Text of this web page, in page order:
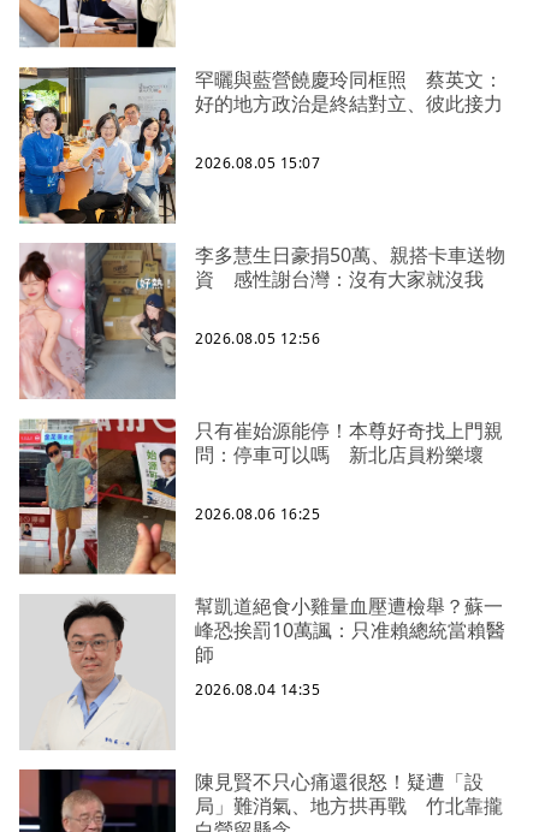
罕曬與藍營饒慶玲同框照 蔡英文：
好的地方政治是終結對立、彼此接力
2026.08.05 15:07
李多慧生日豪捐50萬、親搭卡車送物
資 感性謝台灣：沒有大家就沒我
2026.08.05 12:56
只有崔始源能停！本尊好奇找上門親
問：停車可以嗎 新北店員粉樂壞
2026.08.06 16:25
幫凱道絕食小雞量血壓遭檢舉？蘇一
峰恐挨罰10萬諷：只准賴總統當賴醫
師
2026.08.04 14:35
陳見賢不只心痛還很怒！疑遭「設
局」難消氣、地方拱再戰 竹北靠攏